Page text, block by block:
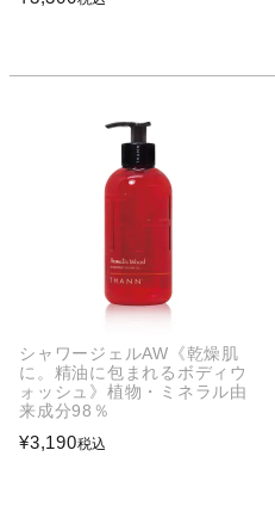
シャワージェルAW《乾燥肌
に。精油に包まれるボディウ
ォッシュ》植物・ミネラル由
来成分98％
¥3,190税込